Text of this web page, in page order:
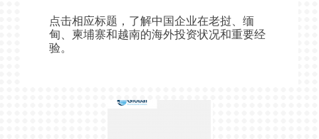
点击相应标题，了解中国企业在老挝、缅
甸、柬埔寨和越南的海外投资状况和重要经
验。